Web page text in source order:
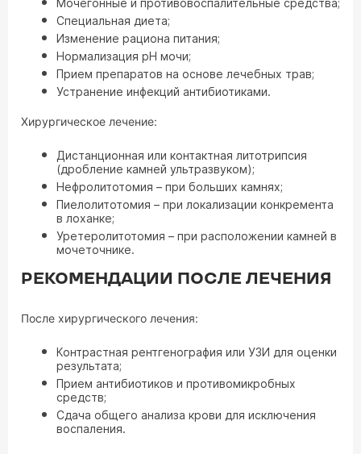
Мочегонные и противовоспалительные средства;
Специальная диета;
Изменение рациона питания;
Нормализация pH мочи;
Прием препаратов на основе лечебных трав;
Устранение инфекций антибиотиками.
Хирургическое лечение:
Дистанционная или контактная литотрипсия
(дробление камней ультразвуком);
Нефролитотомия – при больших камнях;
Пиелолитотомия – при локализации конкремента
в лоханке;
Уретеролитотомия – при расположении камней в
мочеточнике.
РЕКОМЕНДАЦИИ ПОСЛЕ ЛЕЧЕНИЯ
После хирургического лечения:
Контрастная рентгенография или УЗИ для оценки
результата;
Прием антибиотиков и противомикробных
средств;
Сдача общего анализа крови для исключения
воспаления.